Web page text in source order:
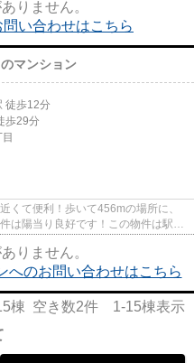
りません。
い合わせはこちら
マンション
徒歩12分
歩29分
くて便利！歩いて456mの場所に、
は陽当り良好です！この物件は駅ま
りません。
へのお問い合わせはこちら
棟 空き数2件 1-15棟表示